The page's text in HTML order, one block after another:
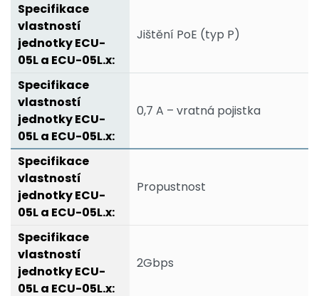
Jištění PoE (typ P)
0,7 A – vratná pojistka
Propustnost
2Gbps